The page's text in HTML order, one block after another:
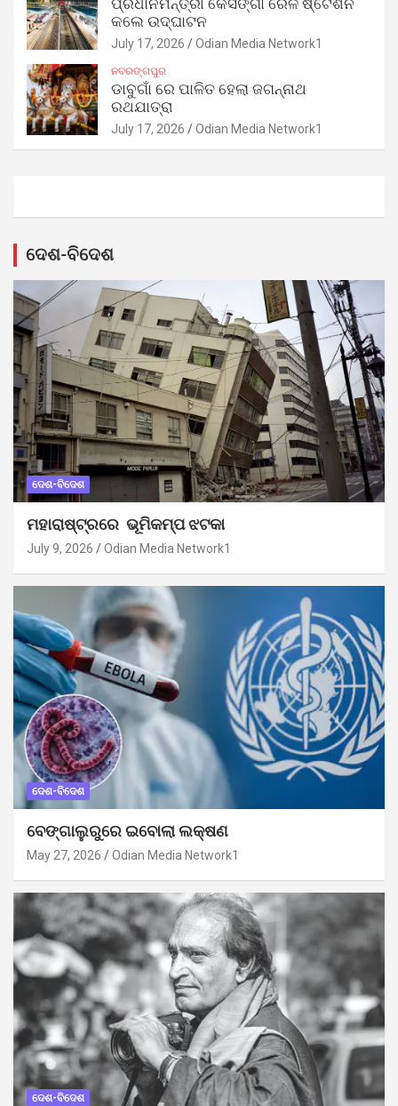
ପ୍ରଧାନମନ୍ତ୍ରୀ କେସିଙ୍ଗା ରେଳ ଷ୍ଟେଶନ
କଲେ ଉଦ୍‌ଘାଟନ
July 17, 2026 Odian Media Network1
ନବରଙ୍ଗପୁର
ଡାବୁଗାଁ ରେ ପାଳିତ ହେଲା ଜଗନ୍ନାଥ
ରଥଯାତ୍ରା
July 17, 2026 Odian Media Network1
ଦେଶ-ବିଦେଶ
ଦେଶ-ବିଦେଶ
ମହାରାଷ୍ଟ୍ରରେ ଭୂମିକମ୍ପ ଝଟକା
July 9, 2026 Odian Media Network1
ଦେଶ-ବିଦେଶ
ବେଙ୍ଗାଲୁରୁରେ ଇବୋଲା ଲକ୍ଷଣ
May 27, 2026 Odian Media Network1
ଦେଶ-ବିଦେଶ